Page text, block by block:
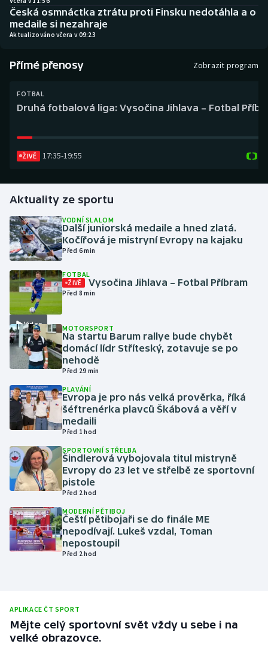
Box
Curling
Gymnastika
Házená
Jezdectví
Judo
Krasobruslení
Lezení
Lyže a snowboard
Moderní pětiboj
Motorsport
Olympijské hry
Parasport
Plavání
Plážový volejbal
Rychlobruslení
Rychlostní kanoistika
Česká osmnáctka ztrátu proti Finsku nedotáhla a o
medaile si nezahraje
Aktualizováno včera v 09:23
Přímé přenosy Zobrazit program
FOTBAL
Druhá fotbalová liga: Vysočina Jihlava – Fotbal
ŽIVĚ 17:35-19:55
Aktuality ze sportu
VODNÍ SLALOM
Další juniorská medaile a hned zlatá.
Kočířová je mistryní Evropy na kajaku
Před 6 min
Video
FOTBAL
ŽIVĚ Vysočina Jihlava – Fotbal Příbram
Před 8 min
MOTORSPORT
Na startu Barum rallye bude chybět
domácí lídr Stříteský, zotavuje se po
nehodě
Před 29 min
PLAVÁNÍ
Evropa je pro nás velká prověrka, říká
šéftrenérka plavců Škábová a věří v
medaili
Před 1 hod
SPORTOVNÍ STŘELBA
Šindlerová vybojovala titul mistryně
Evropy do 23 let ve střelbě ze sportovní
pistole
Před 2 hod
MODERNÍ PĚTIBOJ
Čeští pětibojaři se do finále ME
nepodívají. Lukeš vzdal, Toman
nepostoupil
Před 2 hod
APLIKACE ČT SPORT
Mějte celý sportovní svět vždy u sebe i na
velké obrazovce.